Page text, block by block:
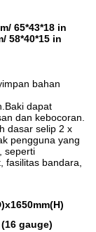
65*43*18 in
58*40*15 in
bahan
dapat
dan kebocoran.
dasar selip 2 x
pengguna yang
seperti
fasilitas bandara,
gauge)